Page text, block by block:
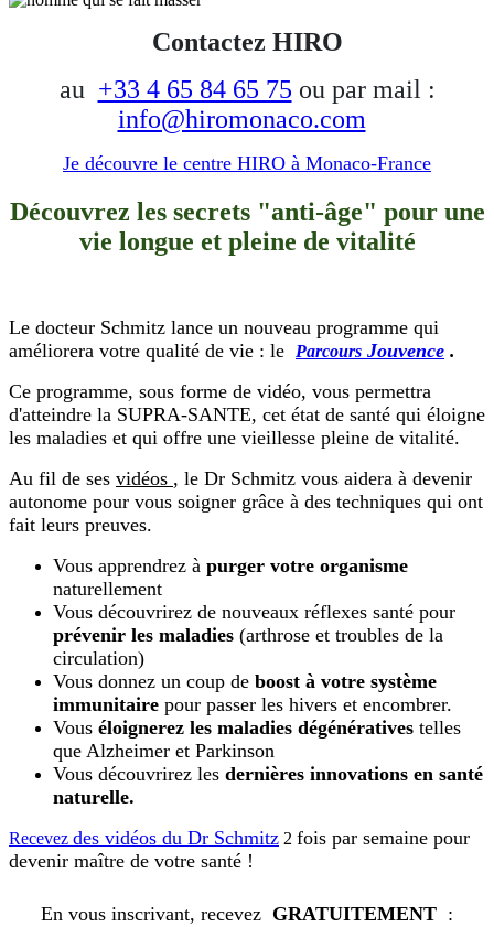
Contactez HIRO
au +33 4 65 84 65 75 ou par mail :
info@hiromonaco.com
Je découvre le centre HIRO à Monaco-France
Découvrez les secrets "anti-âge" pour une
vie longue et pleine de vitalité
Le docteur Schmitz lance un nouveau programme qui
améliorera votre qualité de vie : le
​Parcours Jouvence ​.
Ce programme, sous forme de vidéo, vous permettra
d'atteindre la SUPRA-SANTE, cet état de santé qui éloigne
les maladies et qui offre une vieillesse pleine de vitalité.
Au fil de ses vidéos , le Dr Schmitz vous aidera à devenir
autonome pour vous soigner grâce à des techniques qui ont
fait leurs preuves.
Vous apprendrez à purger votre organisme
naturellement
Vous découvrirez de nouveaux réflexes santé pour
prévenir les maladies (arthrose et troubles de la
circulation)
Vous donnez un coup de boost à votre système
immunitaire pour passer les hivers et encombrer.
Vous éloignerez les maladies dégénératives telles
que Alzheimer et Parkinson
Vous découvrirez les dernières innovations en santé
naturelle.
Recevez des vidéos du Dr Schmitz ​ 2 fois par semaine pour
devenir maître de votre santé !
En vous inscrivant, recevez GRATUITEMENT :